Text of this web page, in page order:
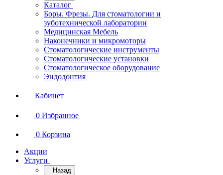
Каталог
Боры. Фрезы. Для стоматологии и
зуботехнической лаборатории
Медицинская Мебель
Наконечники и микромоторы
Стоматологические инструменты
Стоматологические установки
Стоматологическое оборудование
Эндодонтия
Кабинет
0 Избранное
0 Корзина
Акции
Услуги
Назад